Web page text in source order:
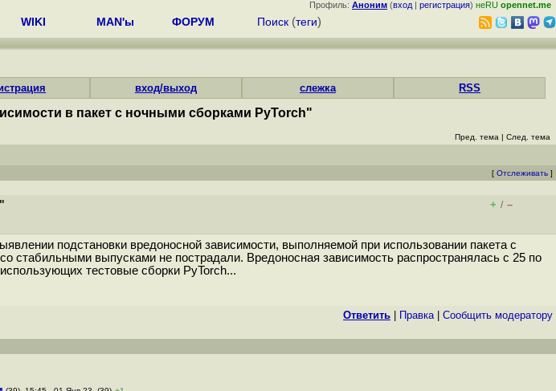
Профиль: Аноним (вход | регистрация) неRU opennet.me
WIKI MAN'ы ФОРУМ Поиск (теги)
вход/выход слежка RSS
в пакет с ночными сборками PyTorch"
Пред. тема | След. тема
[ Отслеживать ]
+ / –
подстановки вредоносной зависимости, выполняемой при использовании пакета с
стабильными выпусками не пострадали. Вредоносная зависимость распространялась с 25 по
тестовые сборки PyTorch...
Ответить Правка| Cообщить модератору